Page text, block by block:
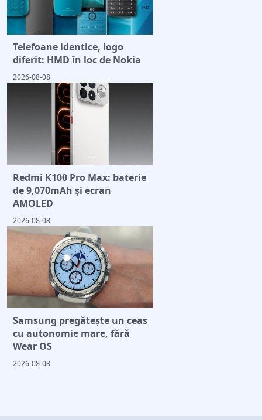
Telefoane identice, logo
diferit: HMD în loc de Nokia
2026-08-08
Redmi K100 Pro Max: baterie
de 9,070mAh și ecran
AMOLED
2026-08-08
Samsung pregătește un ceas
cu autonomie mare, fără
Wear OS
2026-08-08